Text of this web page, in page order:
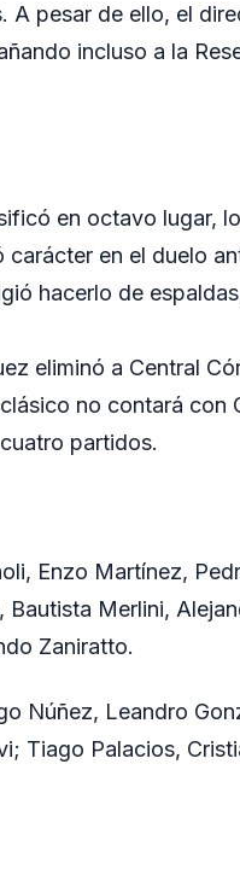
A pesar de ello, el
incluso a la
en octavo lugar,
en el duelo
hacerlo de
eliminó a Central
no contará con
partidos.
Enzo Martínez,
Merlini,
Zaniratto.
Núñez, Leandro
Tiago Palacios,